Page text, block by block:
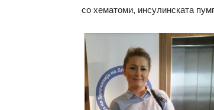
со хематоми, инсулинската